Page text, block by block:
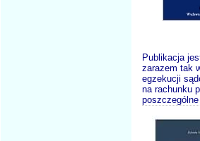
Publikacja
zarazem tak
egzekucji
na rachunku